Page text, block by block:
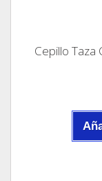
Cepillo Taza